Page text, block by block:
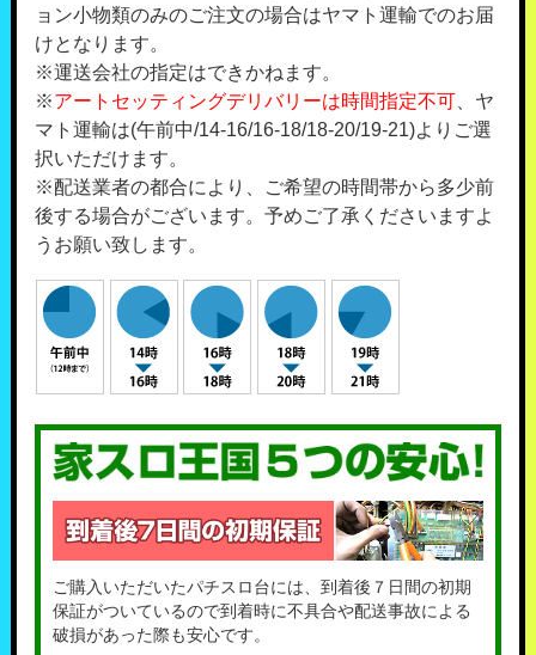
ョン小物類のみのご注文の場合はヤマト運輸でのお届
けとなります。
※運送会社の指定はできかねます。
※アートセッティングデリバリーは時間指定不可、ヤ
マト運輸は(午前中/14-16/16-18/18-20/19-21)よりご選
択いただけます。
※配送業者の都合により、ご希望の時間帯から多少前
後する場合がございます。予めご了承くださいますよ
うお願い致します。
ご購入いただいたパチスロ台には、到着後７日間の初期
保証がついているので到着時に不具合や配送事故による
破損があった際も安心です。